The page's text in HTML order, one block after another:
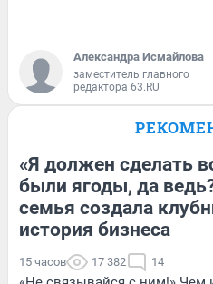
Александра Исмайлова
заместитель главного
редактора 63.RU
«Я должен сделать
были ягоды, да
семья создала
история бизнеса
15 часов 17 382 14